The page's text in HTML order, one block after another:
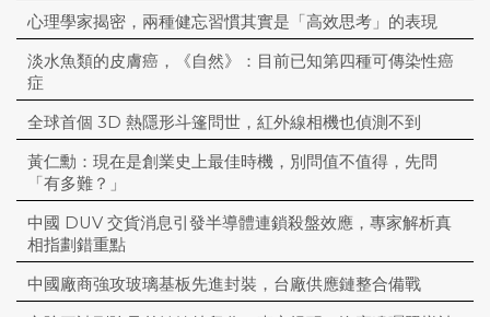
心理學家揭密，兩種健忘習慣其實是「高效思考」的表現
淡水魚類的皮膚癌，《自然》：目前已知第四種可傳染性癌
症
全球首個 3D 熱隱形斗篷問世，紅外線相機也偵測不到
黃仁勳：現在是創業史上最佳時機，別問值不值得，先問
「有多難？」
中國 DUV 交貨消息引發半導體連鎖殺盤效應，專家解析真
相指劃錯重點
中國廠商強攻玻璃基板先進封裝，台廠供應鏈整合備戰